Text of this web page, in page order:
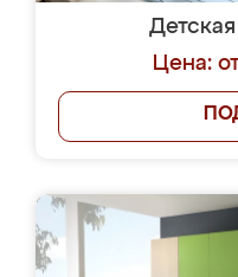
Цена: